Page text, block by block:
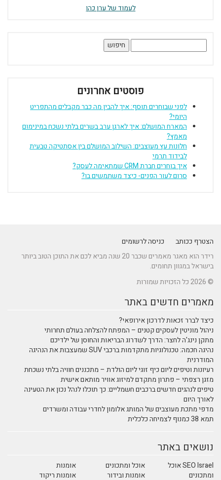
לעמוד של ערן כהן
פוסטים אחרונים
לפני שבוחרים תוסף: איך להבין מה כבר מקבלים מהתפריט
היומי?
המארח המושלם: איך לארגן ערב בשרים בלתי נשכח במינימום
מאמץ?
חלונות עץ מעוצבים: השילוב המושלם בין אסתטיקה טבעית
לבידוד תרמי
איך בוחרים חברת CRM שמתאימה לעסק?
סרום לעור הפנים- כיצד משתמשים בו?
הצטרף ככותב
כניסה לרשומים
רידר הוא מאגר מאמרים שכבר 20 שנה מביא לכם את התוכן הטוב ביותר
בישראל במגוון תחומים.
© 2026 כל הזכויות שמורות
מאמרים חדשים באתר
כיצד לברר זכאות לדרכון אירופאי?
ניהול מוניטין לעסקים קטנים – המפתח להצלחה בעולם תחרותי
מתקן נינג'ה לחצר: הדרך לשדרוג הבריאות והחוסן של ילדיכם
נהיגה חכמה: טכנולוגיות מתקדמות ברכבי SUV שמעצבות את הנהיגה
המודרנית
רעיונות וטיפים ליום כיף זוגי ליום הולדת – מתכננים חוויה בלתי נשכחת
מזגן רצפתי – פתרון מתקדם למיזוג אוויר מותאם אישית
טיפים לנהגים חדשים ברכבים חשמליים: כך תוכלו לנהל נכון את הטעינה
לאורך היום
מדפי מתכת מעוצבים של המותג אלומון לחדרי עבודה ומשרדים
תמא 38 כמנוף לצמיחה כלכלית
נושאים באתר
SEO Israel אוכל
ומתכונים
אוכל ומתכונים
אומנות
אומנות ובידור
אומנות ריקוד